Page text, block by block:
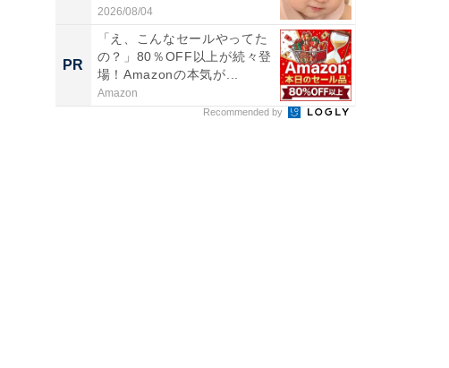
2026/08/04
PR
「え、こんなセールやってた
の？」80％OFF以上が続々登
場！Amazonの本気が...
Amazon
Recommended by